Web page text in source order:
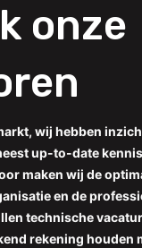
onze
wij hebben
up-to-date
maken wij de
en de
technische
rekening houden